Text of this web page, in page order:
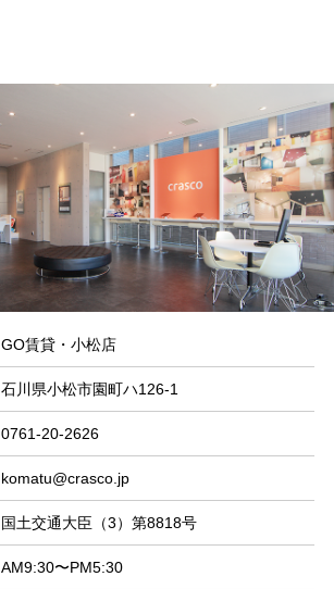
GO賃貸・小松店
石川県小松市園町ハ126-1
0761-20-2626
komatu@crasco.jp
国土交通大臣（3）第8818号
AM9:30〜PM5:30